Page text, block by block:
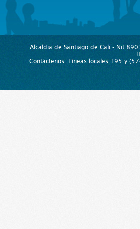
Alcaldía de Santiago de Cali -
Contáctenos: Líneas locales 195 y